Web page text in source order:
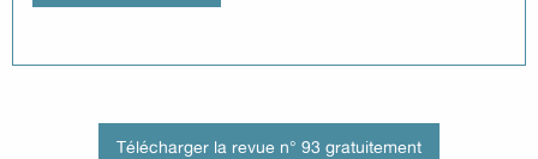
Télécharger la revue n° 93 gratuitement